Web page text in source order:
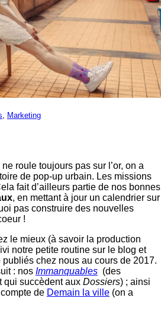
Marketing
roule toujours pas sur l’or, on a
de pop-up urbain. Les missions
fait d’ailleurs partie de nos bonnes
, en mettant à jour un calendrier sur
pas construire des nouvelles
!
le mieux (à savoir la production
notre petite routine sur le blog et
chez nous au cours de 2017.
: nos Immanquables (des
qui succèdent aux Dossiers) ; ainsi
de Demain la ville (on a